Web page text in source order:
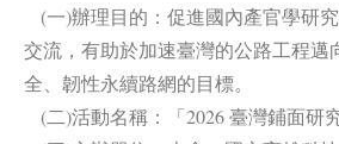
(一)辦理目的：促進國內產官學研
交流，有助於加速臺灣的公路工程邁
全、韌性永續路網的目標。
(二)活動名稱：「2026 臺灣鋪面研